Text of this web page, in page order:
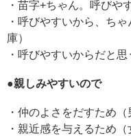
・苗字+ちゃん。呼びや
・呼びやすいから、ち
庫）
・呼びやすいからだと
●親しみやすいので
・仲のよさをだすため
・親近感を与えるため